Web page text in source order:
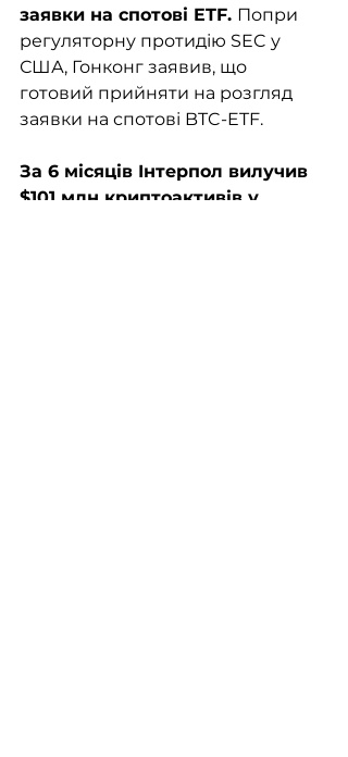
заявки на спотові ETF. Попри
регуляторну протидію SEC у
США, Гонконг заявив, що
готовий прийняти на розгляд
заявки на спотові BTC-ETF.
За 6 місяців Інтерпол вилучив
$101 млн криптоактивів у